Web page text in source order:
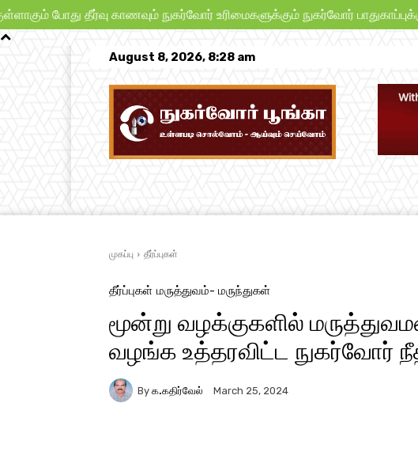
தீர்வு காணவும் நுகர்வோர் உரிமைகளுக்கும் நுகர்வோர் பாதுகாப்புக்கும்
August 8, 2026, 8:28 am
முகப்பு தீர்ப்புகள்
தீர்ப்புகள் மருத்துவம்- மருந்துகள்
மூன்று வழக்குகளில்
வழங்க உத்தரவிட்ட நுகர்வோர்
By க.கதிர்வேல் March 25, 2024